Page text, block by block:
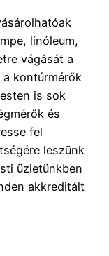
linóleum,
vágását a
kontúrmérők
is sok
és
fel
leszünk
üzletünkben
akkreditált